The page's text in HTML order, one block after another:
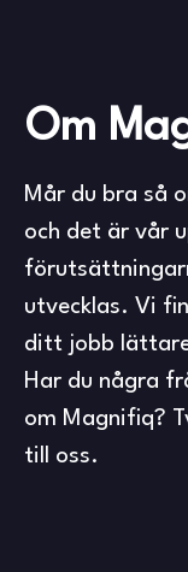
Om
Mår du bra så
och det är vår
utvecklas. Vi
ditt jobb
Har du några
om Magnifiq?
till oss.